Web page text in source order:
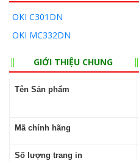
OKI C301DN
OKI MC332DN
GIỚI THIỆU CHUNG
Tên Sản phẩm
Mã chính hãng
Số lượng trang in